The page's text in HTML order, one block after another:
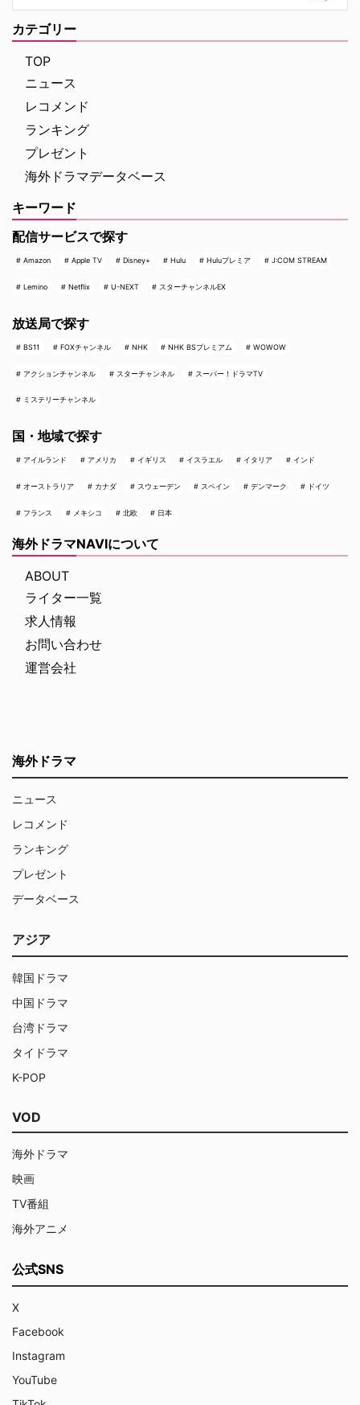
の原作の発表・収録と大きく順番
が異なる本作。そうしたシャッフ
ルに加えて、あらすじや見どこ
ろ、キャストの経歴（その後 …
った熱気あふれるイベントの模様
ラノサウルスの前で恐竜トーク
カテゴリー
TOP
ニュース
レコメンド
ランキング
プレゼント
海外ドラマデータベース
キーワード
配信サービスで探す
Amazon Apple TV Disney+ Hulu Huluプレミア J:COM STREAM
Lemino Netflix U-NEXT スターチャンネルEX
放送局で探す
BS11 FOXチャンネル NHK NHK BSプレミアム WOWOW
アクションチャンネル スターチャンネル スーパー！ドラマTV
ミステリーチャンネル
国・地域で探す
アイルランド アメリカ イギリス イスラエル イタリア インド
オーストラリア カナダ スウェーデン スペイン デンマーク ドイツ
フランス メキシコ 北欧 日本
海外ドラマNAVIについて
ABOUT
ライター一覧
求人情報
お問い合わせ
運営会社
海外ドラマ
ニュース
レコメンド
ランキング
プレゼント
データベース
アジア
韓国ドラマ
中国ドラマ
台湾ドラマ
タイドラマ
K-POP
VOD
海外ドラマ
映画
TV番組
海外アニメ
公式SNS
X
Facebook
Instagram
YouTube